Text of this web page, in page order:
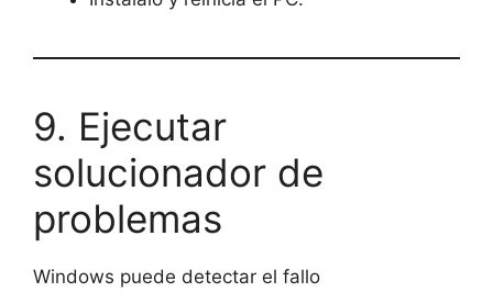
9. Ejecutar
solucionador de
problemas
Windows puede detectar el fallo